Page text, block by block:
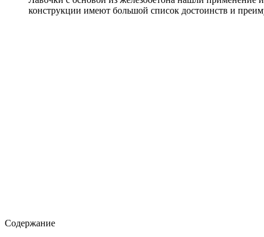
конструкции имеют большой список достоинств и
Содержание